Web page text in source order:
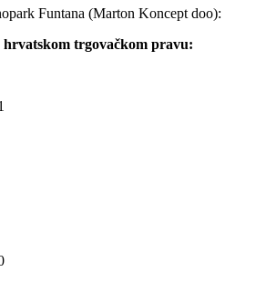
Funtana (Marton Koncept doo):
trgovačkom pravu: